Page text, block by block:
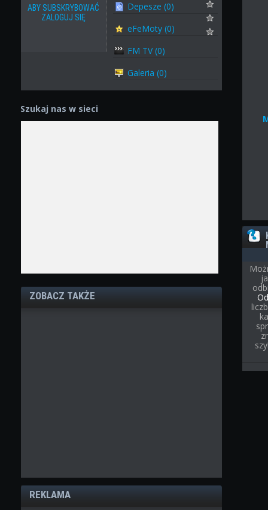
ABY SUBSKRYBOWAĆ
ZALOGUJ SIĘ
Depesze (0)
eFeMoty (0)
FM TV (0)
Galeria (0)
Szukaj nas w sieci
ZOBACZ TAKŻE
REKLAMA